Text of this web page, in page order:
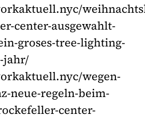
center-ausgewahlt-
groses-tree-lighting-
jahr/
wegen-
neue-regeln-beim-
center-